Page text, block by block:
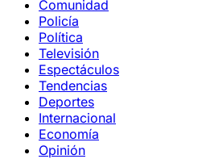
Comunidad
Policía
Política
Televisión
Espectáculos
Tendencias
Deportes
Internacional
Economía
Opinión